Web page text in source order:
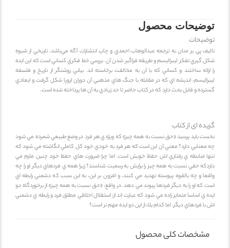
توضیحات محصول
توضیحات
تاليف پي ير منان به ترجمه عبدالوهاب احمدي و چاپ انتشارات آگه مي‌باشد، تاريخي از شيوه
شكل گيري تفكر ليبراليسم و طريقه فراگير شدن آن. بررسي خط فكري كساني است كه اين ايده
را ارائه ساختند و كساني كه با آن به مخالفت برخاسته اند. بياني روشنگر از تاريخ و فلسفه
ليبراليسم، انديشه اي كه در مقابله با جنگ هاي مذهبي آن دوران اروپا شكل گرفت و ابعادي
گسترده و قابل بحث دارد كه در كتاب حاضر تا حد زيادي به آن ها پرداخته شده است.
گزیده ای از کتاب
نخست بايد پرسيد «حق نسبت به همه چيز» كه ويژه ي هر فرد در وضع طبيعي شمرده مي شود
چه معنايي دارد؟ معني آن اين است كه هر فرد به خودي خود كل كاملي انگاشته مي شود كه
تنها ضابطه ي رفتاري اش حفظ خويش است. اما چرا ضرورت هاي حفظ خود چنين ملزم مي
داردكه حقي نسبت به همه چيز را برايش به رسميت شناسند؟ زيرا همه ي فردهاي ديگر او را چه
واقعا و چه بالقوه پيوسته تهديد مي كنند، و افزون بر اين، به اين سبب كه دشمني رابطه اي
است كه او را به ديگر فردها پيوند مي دهد. در واقع، «حق نسبت به همه چيز» از برخوردگاه دو
ايده ي اساسا متمايز زاده مي شود كه عبارت اند از: استقلال اخلاقي مطلق فرد و رابطه ي دشمني
اش با فردهاي ديگر. اما كدام يك از اين دو ايده مهم تر است؟
مشخصات کلی محصول